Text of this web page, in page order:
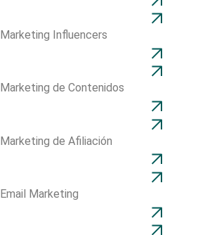
Marketing Influencers
Marketing de Contenidos
Marketing de Afiliación
Email Marketing